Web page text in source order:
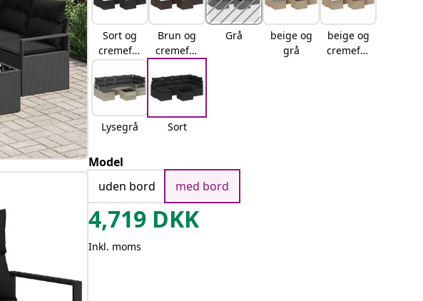
Sort og
cremefar
vet
Brun og
cremefar
Grå
beige og
grå
beige og
cremefar
Lysegrå Sort
Model
uden bord
med bord
4,719 DKK
Inkl. moms